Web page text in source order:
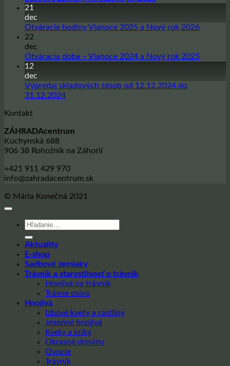
Sadbové
sezónu
21
dec
Otváracie hodiny Vianoce 2025 a Nový rok 2026Žiadne
22
dec
Otváracia doba – Vianoce 2024 a Nový rok 2025Žiadne
12
dec
Výpredaj skladových zásob od 12.12.2024 do
31.12.2024Žiadne
skladových
od
do
31.12.2024
Kontakt
ZÁHRADAcentrum
Kuchynská 688
906 38 Rohožník na Záhorií
+421 911 429 970
info@zahradacentrum.sk
© Mária Konečná 2021
Hľadať:
Aktuality
E-shop
Sadbové zemiaky
Trávnik a starostlivosť o trávnik
Hnojivá na trávnik
Trávne osivo
Hnojivá
Izbové kvety a rastliny
Jesenné hnojivá
Kvety a kríky
Okrasné dreviny
Ovocie
Trávnik